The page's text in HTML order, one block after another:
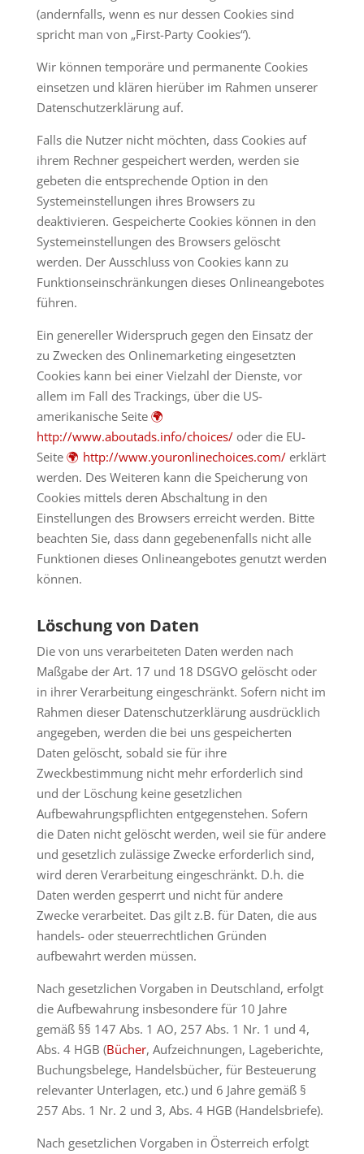
(andernfalls, wenn es nur dessen Cookies sind
spricht man von „First-Party Cookies“).
Wir können temporäre und permanente Cookies
einsetzen und klären hierüber im Rahmen unserer
Datenschutzerklärung auf.
Falls die Nutzer nicht möchten, dass Cookies auf
ihrem Rechner gespeichert werden, werden sie
gebeten die entsprechende Option in den
Systemeinstellungen ihres Browsers zu
deaktivieren. Gespeicherte Cookies können in den
Systemeinstellungen des Browsers gelöscht
werden. Der Ausschluss von Cookies kann zu
Funktionseinschränkungen dieses Onlineangebotes
führen.
Ein genereller Widerspruch gegen den Einsatz der
zu Zwecken des Onlinemarketing eingesetzten
Cookies kann bei einer Vielzahl der Dienste, vor
allem im Fall des Trackings, über die US-
amerikanische Seite
http://www.aboutads.info/choices/ oder die EU-
Seite
http://www.youronlinechoices.com/ erklärt
werden. Des Weiteren kann die Speicherung von
Cookies mittels deren Abschaltung in den
Einstellungen des Browsers erreicht werden. Bitte
beachten Sie, dass dann gegebenenfalls nicht alle
Funktionen dieses Onlineangebotes genutzt werden
können.
Löschung von Daten
Die von uns verarbeiteten Daten werden nach
Maßgabe der Art. 17 und 18 DSGVO gelöscht oder
in ihrer Verarbeitung eingeschränkt. Sofern nicht im
Rahmen dieser Datenschutzerklärung ausdrücklich
angegeben, werden die bei uns gespeicherten
Daten gelöscht, sobald sie für ihre
Zweckbestimmung nicht mehr erforderlich sind
und der Löschung keine gesetzlichen
Aufbewahrungspflichten entgegenstehen. Sofern
die Daten nicht gelöscht werden, weil sie für andere
und gesetzlich zulässige Zwecke erforderlich sind,
wird deren Verarbeitung eingeschränkt. D.h. die
Daten werden gesperrt und nicht für andere
Zwecke verarbeitet. Das gilt z.B. für Daten, die aus
handels- oder steuerrechtlichen Gründen
aufbewahrt werden müssen.
Nach gesetzlichen Vorgaben in Deutschland, erfolgt
die Aufbewahrung insbesondere für 10 Jahre
gemäß §§ 147 Abs. 1 AO, 257 Abs. 1 Nr. 1 und 4,
Abs. 4 HGB (Bücher, Aufzeichnungen, Lageberichte,
Buchungsbelege, Handelsbücher, für Besteuerung
relevanter Unterlagen, etc.) und 6 Jahre gemäß §
257 Abs. 1 Nr. 2 und 3, Abs. 4 HGB (Handelsbriefe).
Nach gesetzlichen Vorgaben in Österreich erfolgt